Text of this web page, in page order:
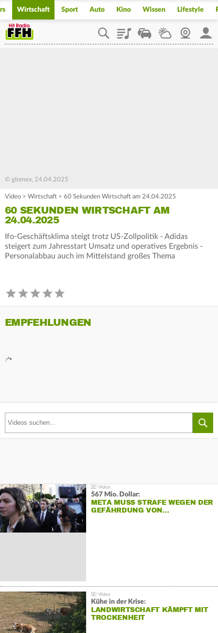
Wirtschaft Sport Auto Kino Wissen Lifestyle
PlaylistStaupilotWetterWebcam
© glomex, 24.04.2025
Video > Wirtschaft > 60 Sekunden Wirtschaft am 24.04.2025
60 SEKUNDEN WIRTSCHAFT AM
24.04.2025
Ifo-Geschäftsklima steigt trotz US-Zollpolitik - Adidas
steigert zum Jahresstart Umsatz und operatives Ergebnis -
Personalabbau auch im Mittelstand großes Thema
EMPFEHLUNGEN
567 Mio. Dollar:
META MUSS STRAFE WEGEN DER
GEFÄHRDUNG VON…
Kühe in der Krise:
LANDWIRTSCHAFT KÄMPFT MIT
TROCKENHEIT